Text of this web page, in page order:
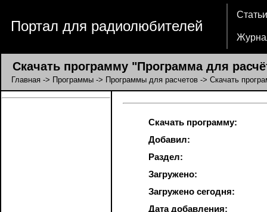
Портал для радиолюбителей
Статьи
Скачать программу "Программа для
Главная -> Программы -> Программы для расчетов -> Скачать
Скачать программу:
Добавил:
Раздел:
Загружено:
Загружено сегодня:
Дата добавления: